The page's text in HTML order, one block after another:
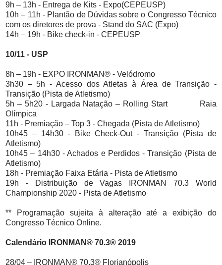
9h – 13h - Entrega de Kits - Expo(CEPEUSP)
10h – 11h - Plantão de Dúvidas sobre o Congresso Técnico
com os diretores de prova - Stand do SAC (Expo)
14h – 19h - Bike check-in - CEPEUSP
10/11 - USP
8h – 19h - EXPO IRONMAN® - Velódromo
3h30 – 5h - Acesso dos Atletas à Área de Transição -
Transição (Pista de Atletismo)
5h – 5h20 - Largada Natação – Rolling Start Raia
Olímpica
11h - Premiação – Top 3 - Chegada (Pista de Atletismo)
10h45 – 14h30 - Bike Check-Out - Transição (Pista de
Atletismo)
10h45 – 14h30 - Achados e Perdidos - Transição (Pista de
Atletismo)
18h - Premiação Faixa Etária - Pista de Atletismo
19h - Distribuição de Vagas IRONMAN 70.3 World
Championship 2020 - Pista de Atletismo
** Programação sujeita à alteração até a exibição do
Congresso Técnico Online.
Calendário IRONMAN® 70.3® 2019
28/04 – IRONMAN® 70.3® Florianópolis